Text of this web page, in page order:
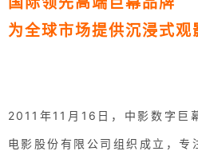
为全球市场提供沉浸式观
2011年11月16日，中影数字巨
电影股份有限公司组织成立，专